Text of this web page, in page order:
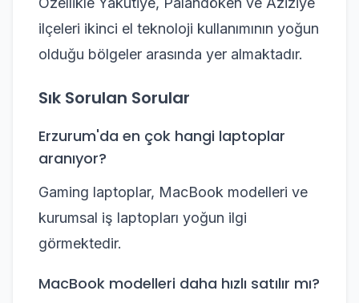
ilçeleri ikinci el teknoloji kullanımının yoğun
olduğu bölgeler arasında yer almaktadır.
Sık Sorulan Sorular
Erzurum'da en çok hangi laptoplar
aranıyor?
Gaming laptoplar, MacBook modelleri ve
kurumsal iş laptopları yoğun ilgi
görmektedir.
MacBook modelleri daha hızlı satılır mı?